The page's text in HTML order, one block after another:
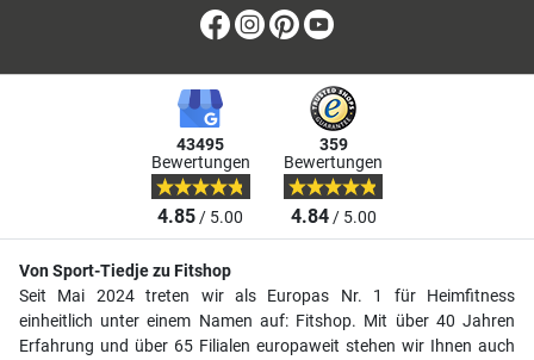
Facebook
Instagram
Pinterest
43495
Bewertungen
4.85/ 5.00
359
Bewertungen
4.84/ 5.00
Von Sport-Tiedje zu Fitshop
Seit Mai 2024 treten wir als Europas Nr. 1 für Heimfitness
einheitlich unter einem Namen auf: Fitshop. Mit über 40 Jahren
Erfahrung und über 65 Filialen europaweit stehen wir Ihnen auch